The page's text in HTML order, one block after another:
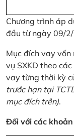
Chương trình áp
đầu từ ngày 09/
Mục đích vay vốn
vụ SXKD theo
vay từng thời kỳ
trước hạn tại
mục đích trên).
Đối với các